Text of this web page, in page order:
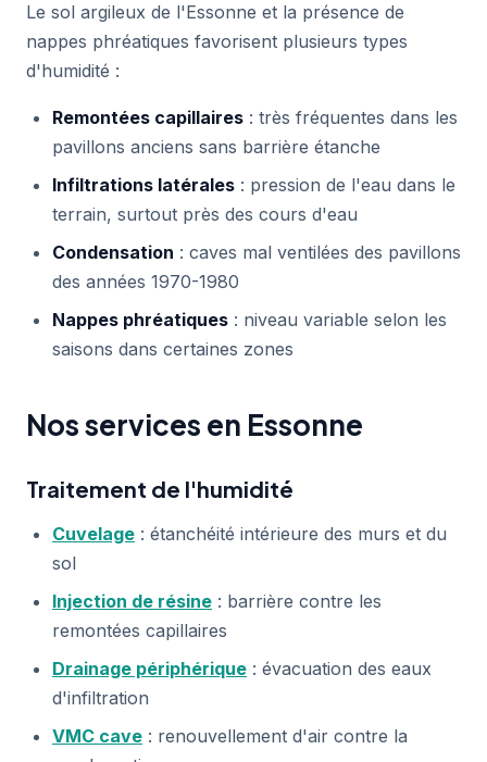
Le sol argileux de l'Essonne et la présence de
nappes phréatiques favorisent plusieurs types
d'humidité :
Remontées capillaires : très fréquentes dans les
pavillons anciens sans barrière étanche
Infiltrations latérales : pression de l'eau dans le
terrain, surtout près des cours d'eau
Condensation : caves mal ventilées des pavillons
des années 1970-1980
Nappes phréatiques : niveau variable selon les
saisons dans certaines zones
Nos services en Essonne
Traitement de l'humidité
Cuvelage : étanchéité intérieure des murs et du
sol
Injection de résine : barrière contre les
remontées capillaires
Drainage périphérique : évacuation des eaux
d'infiltration
VMC cave : renouvellement d'air contre la